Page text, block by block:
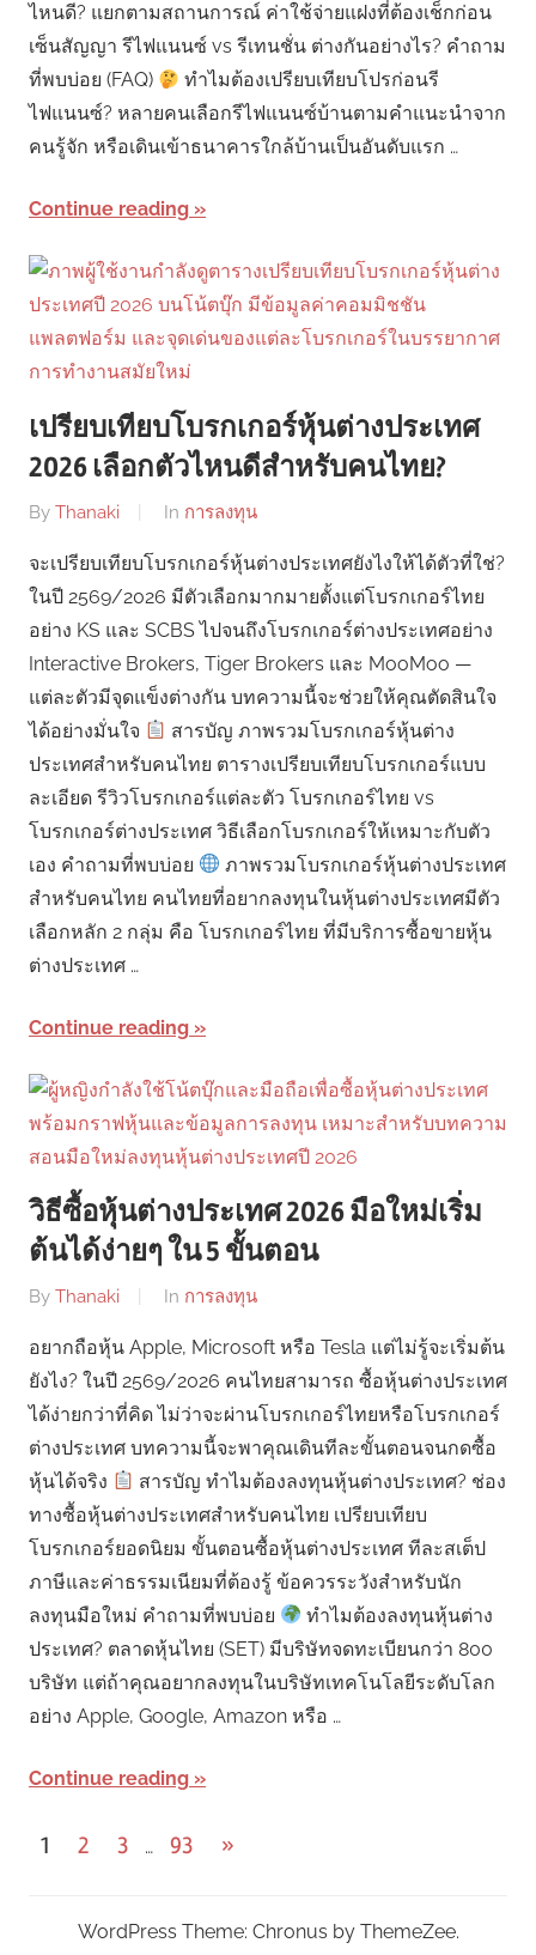
ไหนดี? แยกตามสถานการณ์ ค่าใช้จ่ายแฝงที่ต้องเช็กก่อน
เซ็นสัญญา รีไฟแนนซ์ vs รีเทนชั่น ต่างกันอย่างไร? คำถาม
ที่พบบ่อย (FAQ)
ทำไมต้องเปรียบเทียบโปรก่อนรี
ไฟแนนซ์? หลายคนเลือกรีไฟแนนซ์บ้านตามคำแนะนำจาก
คนรู้จัก หรือเดินเข้าธนาคารใกล้บ้านเป็นอันดับแรก …
Continue reading
เปรียบเทียบโบรกเกอร์หุ้นต่างประเทศ
2026 เลือกตัวไหนดีสำหรับคนไทย?
By Thanaki In การลงทุน
จะเปรียบเทียบโบรกเกอร์หุ้นต่างประเทศยังไงให้ได้ตัวที่ใช่?
ในปี 2569/2026 มีตัวเลือกมากมายตั้งแต่โบรกเกอร์ไทย
อย่าง KS และ SCBS ไปจนถึงโบรกเกอร์ต่างประเทศอย่าง
Interactive Brokers, Tiger Brokers และ MooMoo —
แต่ละตัวมีจุดแข็งต่างกัน บทความนี้จะช่วยให้คุณตัดสินใจ
ได้อย่างมั่นใจ
สารบัญ ภาพรวมโบรกเกอร์หุ้นต่าง
ประเทศสำหรับคนไทย ตารางเปรียบเทียบโบรกเกอร์แบบ
ละเอียด รีวิวโบรกเกอร์แต่ละตัว โบรกเกอร์ไทย vs
โบรกเกอร์ต่างประเทศ วิธีเลือกโบรกเกอร์ให้เหมาะกับตัว
เอง คำถามที่พบบ่อย
ภาพรวมโบรกเกอร์หุ้นต่างประเทศ
สำหรับคนไทย คนไทยที่อยากลงทุนในหุ้นต่างประเทศมีตัว
เลือกหลัก 2 กลุ่ม คือ โบรกเกอร์ไทย ที่มีบริการซื้อขายหุ้น
ต่างประเทศ …
Continue reading
วิธีซื้อหุ้นต่างประเทศ 2026 มือใหม่เริ่ม
ต้นได้ง่ายๆ ใน 5 ขั้นตอน
By Thanaki In การลงทุน
อยากถือหุ้น Apple, Microsoft หรือ Tesla แต่ไม่รู้จะเริ่มต้น
ยังไง? ในปี 2569/2026 คนไทยสามารถ ซื้อหุ้นต่างประเทศ
ได้ง่ายกว่าที่คิด ไม่ว่าจะผ่านโบรกเกอร์ไทยหรือโบรกเกอร์
ต่างประเทศ บทความนี้จะพาคุณเดินทีละขั้นตอนจนกดซื้อ
หุ้นได้จริง
สารบัญ ทำไมต้องลงทุนหุ้นต่างประเทศ? ช่อง
ทางซื้อหุ้นต่างประเทศสำหรับคนไทย เปรียบเทียบ
โบรกเกอร์ยอดนิยม ขั้นตอนซื้อหุ้นต่างประเทศ ทีละสเต็ป
ภาษีและค่าธรรมเนียมที่ต้องรู้ ข้อควรระวังสำหรับนัก
ลงทุนมือใหม่ คำถามที่พบบ่อย
ทำไมต้องลงทุนหุ้นต่าง
ประเทศ? ตลาดหุ้นไทย (SET) มีบริษัทจดทะเบียนกว่า 800
บริษัท แต่ถ้าคุณอยากลงทุนในบริษัทเทคโนโลยีระดับโลก
อย่าง Apple, Google, Amazon หรือ …
Continue reading
Posts
1 2 3 … 93
Next
»
WordPress Theme: Chronus by ThemeZee.